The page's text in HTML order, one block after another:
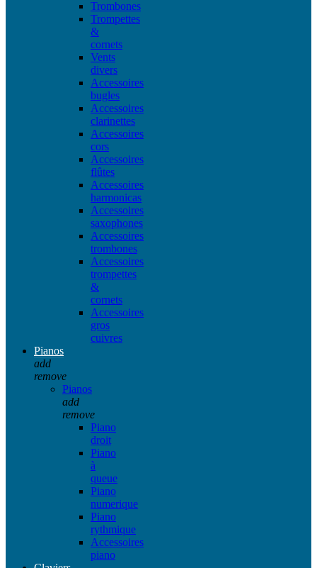
Trombones
Trompettes
&
cornets
Vents
divers
Accessoires
bugles
Accessoires
clarinettes
Accessoires
cors
Accessoires
flûtes
Accessoires
harmonicas
Accessoires
saxophones
Accessoires
trombones
Accessoires
trompettes
&
cornets
Accessoires
gros
cuivres
Pianos
add
remove
Pianos
add
remove
Piano
droit
Piano
à
queue
Piano
numerique
Piano
rythmique
Accessoires
piano